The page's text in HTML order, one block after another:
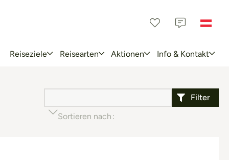
Reiseziele Reisearten Aktionen Info & Kontakt
Filter
Sortieren nach